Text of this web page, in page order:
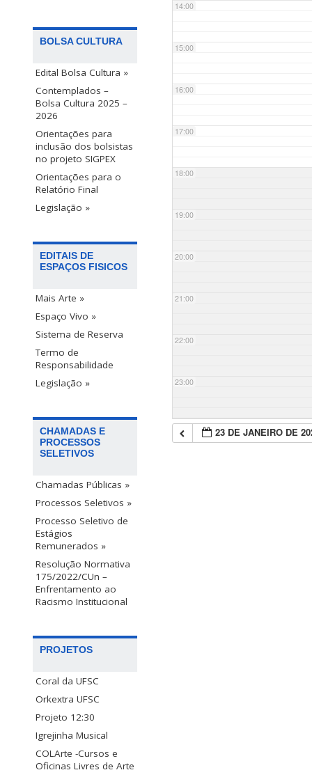
BOLSA CULTURA
Edital Bolsa Cultura »
Contemplados –
Bolsa Cultura 2025 –
2026
Orientações para
inclusão dos bolsistas
no projeto SIGPEX
Orientações para o
Relatório Final
Legislação »
EDITAIS DE
ESPAÇOS FISICOS
Mais Arte »
Espaço Vivo »
Sistema de Reserva
Termo de
Responsabilidade
Legislação »
CHAMADAS E
PROCESSOS
SELETIVOS
Chamadas Públicas »
Processos Seletivos »
Processo Seletivo de
Estágios
Remunerados »
Resolução Normativa
175/2022/CUn –
Enfrentamento ao
Racismo Institucional
PROJETOS
Coral da UFSC
Orkextra UFSC
Projeto 12:30
Igrejinha Musical
COLArte -Cursos e
Oficinas Livres de Arte
14:00
15:00
16:00
17:00
18:00
19:00
20:00
21:00
22:00
23:00
23 DE JANEIRO DE